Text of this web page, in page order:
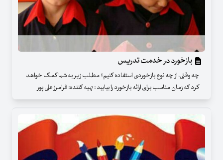
بازخورد در خدمت تدریس
چه وقتی، از چه نوع بازخوردی استفاده کنیم؟ مطلب زیر به شما کمک خواهد
کرد که زمان مناسب برای ارائه بازخورد را بیابید : تهیه کننده: فرامرز علی پور